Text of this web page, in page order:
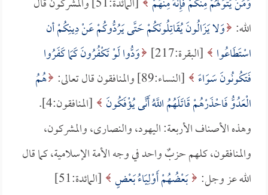
الله: وَلا يَزَالُونَ يُقَاتِلُونَكُمْ حَتَّى يَرُدُّوكُمْ عَنْ دِينِكُمْ أن
اسْتَطَاعُوا
[البقرة:217]
وَدُّوا لَوْ تَكْفُرُونَ كَمَا كَفَرُوا
فَتَكُونُونَ سَوَاءً [النساء:89] والمنافقون قال تعالى:
هُمُ
الْعَدُوُّ فَاحْذَرْهُمْ قَاتَلَهُمُ اللَّهُ أَنَّى يُؤْفَكُونَ
[المنافقون:4].
وهذه الأصناف الأربعة: اليهود، والنصارى، والمشركون،
والمنافقون، كلهم حزبٌ واحد في وجه الأمة الإسلامية، كما قال
الله عز وجل: بَعْضُهُمْ أَوْلِيَاءُ بَعْضٍ [المائدة:51]